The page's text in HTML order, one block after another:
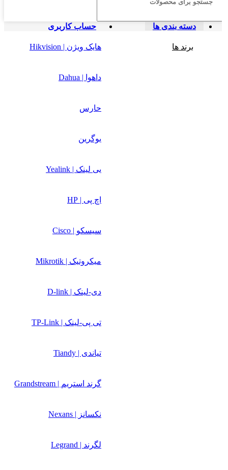
حساب کاربری دسته بندی ها
برند ها هایک ویژن | Hikvision
داهوا | Dahua
حارس
یوگرین
یی لینک | Yealink
اچ پی | HP
سیسکو | Cisco
میکروتیک | Mikrotik
دی-لینک | D-link
تی پی-لینک | TP-Link
تیاندی | Tiandy
گرند استریم | Grandstream
نکسانز | Nexans
لگرند | Legrand